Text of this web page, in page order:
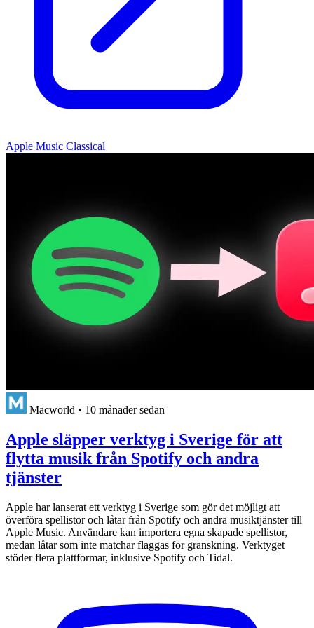
Apple Music Classical
Macworld • 10 månader sedan
Apple släpper verktyg i Sverige för att
flytta musik från Spotify och andra
tjänster
Apple har lanserat ett verktyg i Sverige som gör det möjligt att
överföra spellistor och låtar från Spotify och andra musiktjänster till
Apple Music. Användare kan importera egna skapade spellistor,
medan låtar som inte matchar flaggas för granskning. Verktyget
stöder flera plattformar, inklusive Spotify och Tidal.